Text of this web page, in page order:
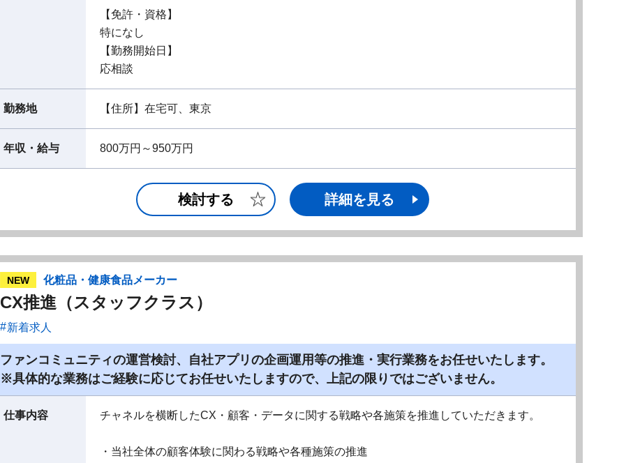
【免許・資格】
特になし
【勤務開始日】
応相談
勤務地 【住所】在宅可、東京
年収・給与 800万円～950万円
検討する 詳細を見る
NEW 化粧品・健康食品メーカー
CX推進（スタッフクラス）
新着求人
ファンコミュニティの運営検討、自社アプリの企画運用等の推進・実行業務をお任せいたします。
※具体的な業務はご経験に応じてお任せいたしますので、上記の限りではございません。
仕事内容 チャネルを横断したCX・顧客・データに関する戦略や各施策を推進していただきます。
・当社全体の顧客体験に関わる戦略や各種施策の推進